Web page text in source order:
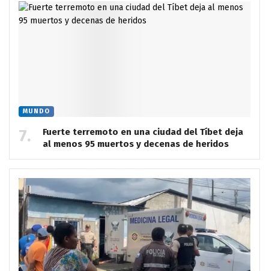
MUNDO
Fuerte terremoto en una ciudad del Tíbet deja
al menos 95 muertos y decenas de heridos